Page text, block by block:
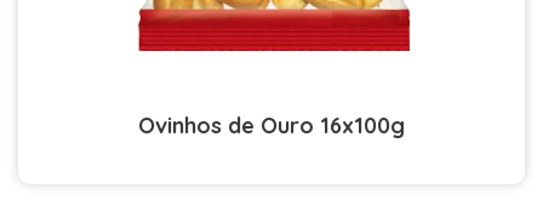
Ovinhos de Ouro 16x100g